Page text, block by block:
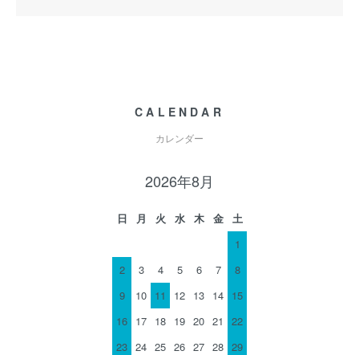
CALENDAR
カレンダー
2026年8月
日 月 火 水 木 金
土
1
2
3 4 5 6 7
8
9
10 11 12 13 14 15
16 17 18 19 20 21
22
23 24 25 26 27 28 29